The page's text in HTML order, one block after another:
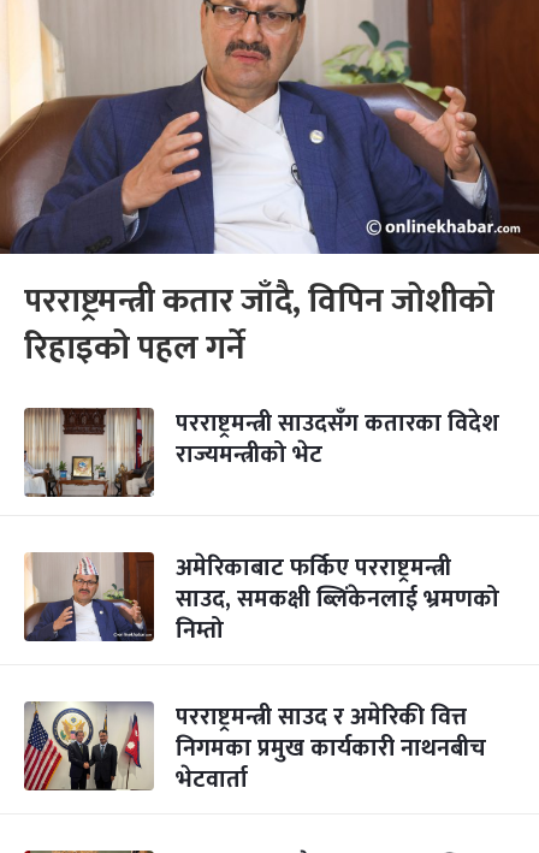
परराष्ट्रमन्त्री कतार जाँदै, विपिन जोशीको
रिहाइको पहल गर्ने
परराष्ट्रमन्त्री साउदसँग कतारका विदेश
राज्यमन्त्रीको भेट
अमेरिकाबाट फर्किए परराष्ट्रमन्त्री
साउद, समकक्षी ब्लिंकेनलाई भ्रमणको
निम्तो
परराष्ट्रमन्त्री साउद र अमेरिकी वित्त
निगमका प्रमुख कार्यकारी नाथनबीच
भेटवार्ता